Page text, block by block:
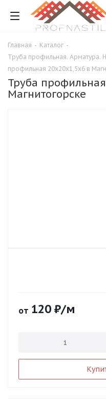
Главная - Каталог -
Труба профильная. Арматура.
профильная 20х20х1,5х6 в
Труба
Магнитогорске
от 120 ₽/м